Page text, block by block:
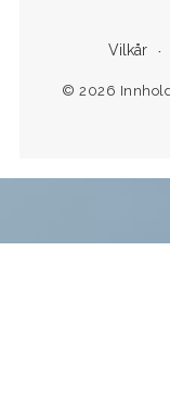
Vilkår
© 2026